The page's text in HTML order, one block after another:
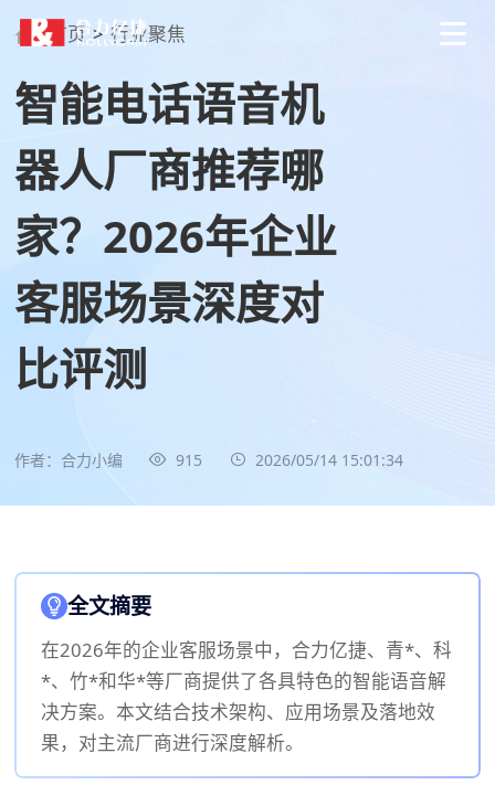
首页 > 行业聚焦
智能电话语音机
器人厂商推荐哪
家？2026年企业
客服场景深度对
比评测
作者：合力小编 915 2026/05/14 15:01:34
全文摘要
在2026年的企业客服场景中，合力亿捷、青*、科
*、竹*和华*等厂商提供了各具特色的智能语音解
决方案。本文结合技术架构、应用场景及落地效
果，对主流厂商进行深度解析。